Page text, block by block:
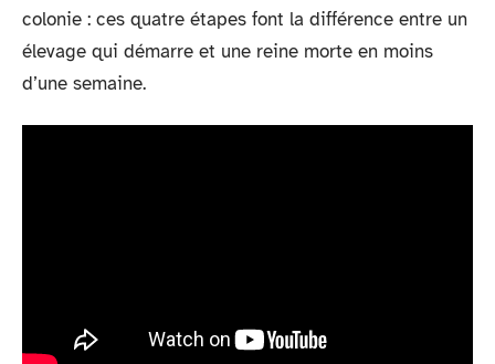
colonie : ces quatre étapes font la différence entre un
élevage qui démarre et une reine morte en moins
d’une semaine.